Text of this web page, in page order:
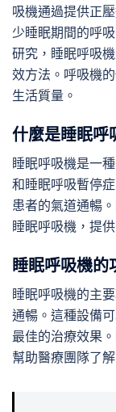
吸機通過提供正
少睡眠期間的呼
研究，睡眠呼吸
效方法。呼吸機
生活質量。
什麼是睡眠呼
睡眠呼吸機是一
和睡眠呼吸暫停
患者的氣道通暢
睡眠呼吸機，提
睡眠呼吸機的
睡眠呼吸機的主
通暢。這種設備
最佳的治療效果
幫助醫療團隊了